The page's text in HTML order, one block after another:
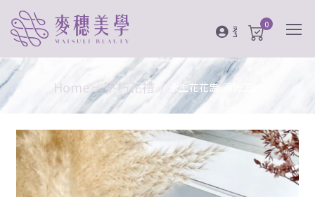
登入 0
Home 不朽花禮 永生花花盅-陽光正好